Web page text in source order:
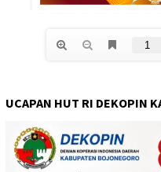
UCAPAN HUT RI DEKOPIN